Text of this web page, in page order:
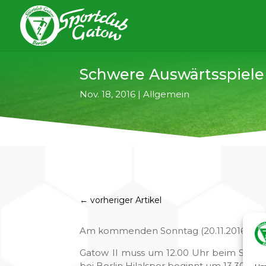
Schwere Auswärtsspiele
Nov. 18, 2016 |Allgemein
←vorheriger Artikel
Am kommenden Sonntag (20.11.2016)
Gatow II muss um 12.00 Uhr beim SC